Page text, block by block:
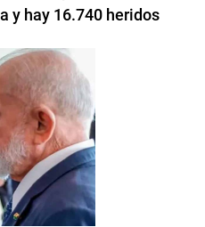
y hay 16.740 heridos